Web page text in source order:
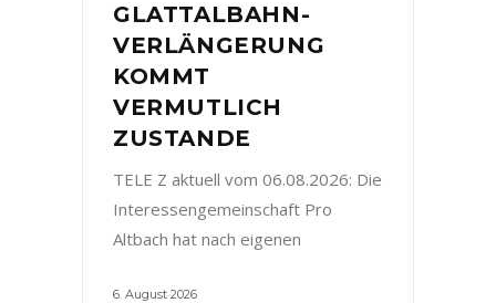
GLATTALBAHN-
VERLÄNGERUNG
KOMMT
VERMUTLICH
ZUSTANDE
TELE Z aktuell vom 06.08.2026: Die
Interessengemeinschaft Pro
Altbach hat nach eigenen
6. August 2026